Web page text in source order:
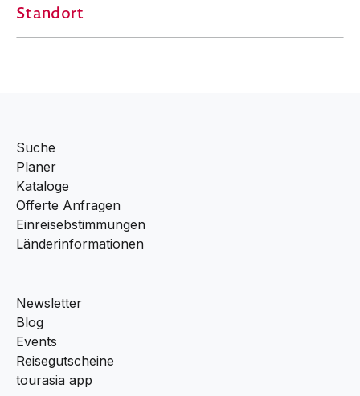
Standort
Suche
Planer
Kataloge
Offerte Anfragen
Einreisebstimmungen
Länderinformationen
Newsletter
Blog
Events
Reisegutscheine
tourasia app